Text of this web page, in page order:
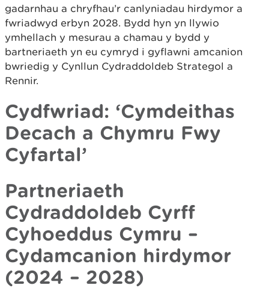
gadarnhau a chryfhau’r canlyniadau hirdymor a
fwriadwyd erbyn 2028. Bydd hyn yn llywio
ymhellach y mesurau a chamau y bydd y
bartneriaeth yn eu cymryd i gyflawni amcanion
bwriedig y Cynllun Cydraddoldeb Strategol a
Rennir.
Cydfwriad: ‘Cymdeithas
Decach a Chymru Fwy
Cyfartal’
Partneriaeth
Cydraddoldeb Cyrff
Cyhoeddus Cymru –
Cydamcanion hirdymor
(2024 – 2028)